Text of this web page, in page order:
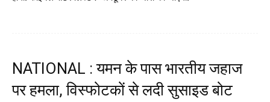
NATIONAL : यमन के पास भारतीय जहाज
पर हमला, विस्फोटकों से लदी सुसाइड बोट